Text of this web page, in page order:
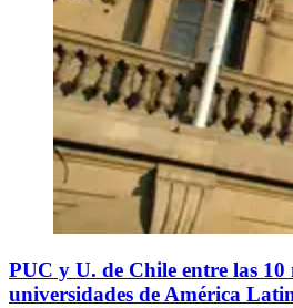
PUC y U. de Chile entre las 10
universidades de América